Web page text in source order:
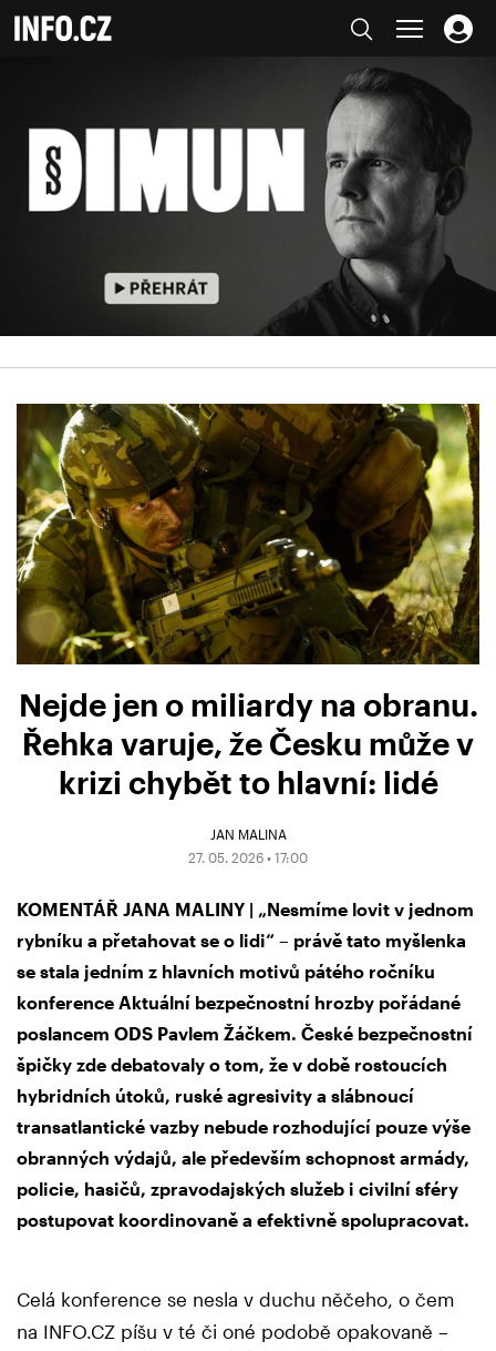
Nejde jen o miliardy na obranu.
Řehka varuje, že Česku může v
krizi chybět to hlavní: lidé
JAN MALINA
27. 05. 2026 • 17:00
KOMENTÁŘ JANA MALINY | „Nesmíme lovit v jednom
rybníku a přetahovat se o lidi“ – právě tato myšlenka
se stala jedním z hlavních motivů pátého ročníku
konference Aktuální bezpečnostní hrozby pořádané
poslancem ODS Pavlem Žáčkem. České bezpečnostní
špičky zde debatovaly o tom, že v době rostoucích
hybridních útoků, ruské agresivity a slábnoucí
transatlantické vazby nebude rozhodující pouze výše
obranných výdajů, ale především schopnost armády,
policie, hasičů, zpravodajských služeb i civilní sféry
postupovat koordinovaně a efektivně spolupracovat.
Celá konference se nesla v duchu něčeho, o čem
na INFO.CZ píšu v té či oné podobě opakovaně –